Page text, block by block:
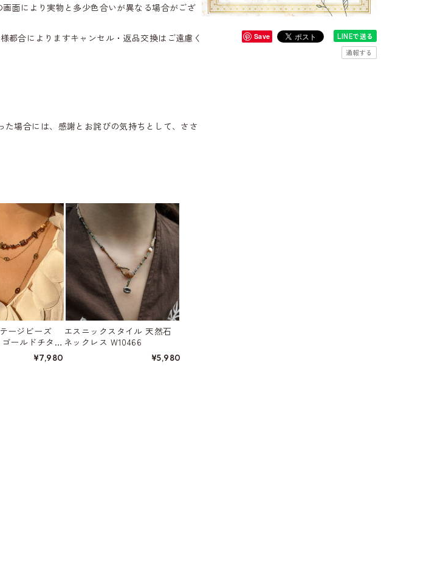
面により実物と多少色合いが異なる場合がござ
都合によりますキャンセル・返品交換はご遠慮く
Save
LINEで送る
通報する
場合には、感謝とお詫びの気持ちとして、ささ
ージビーズ
ールドチタン
点セット W102
¥7,980
エスニックスタイル 天然石
ネックレス W10466
¥5,980